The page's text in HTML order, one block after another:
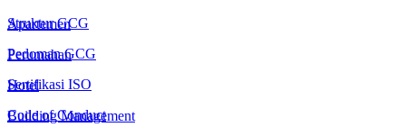
Struktur GCG
Pedoman GCG
Sertifikasi ISO
Code of Conduct
Apartemen
Perumahan
Hotel
Building Management